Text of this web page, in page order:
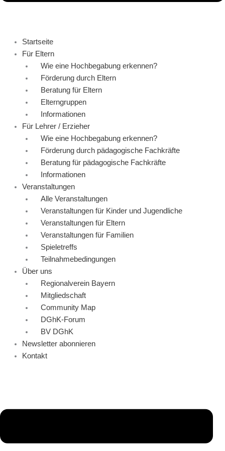
Startseite
Für Eltern
Wie eine Hochbegabung erkennen?
Förderung durch Eltern
Beratung für Eltern
Elterngruppen
Informationen
Für Lehrer / Erzieher
Wie eine Hochbegabung erkennen?
Förderung durch pädagogische Fachkräfte
Beratung für pädagogische Fachkräfte
Informationen
Veranstaltungen
Alle Veranstaltungen
Veranstaltungen für Kinder und Jugendliche
Veranstaltungen für Eltern
Veranstaltungen für Familien
Spieletreffs
Teilnahmebedingungen
Über uns
Regionalverein Bayern
Mitgliedschaft
Community Map
DGhK-Forum
BV DGhK
Newsletter abonnieren
Kontakt